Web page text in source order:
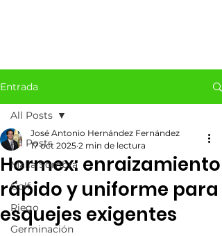
Entrada
All Posts
Malla Sombra
Golf
Riego
Germinación
All Posts
Hormex: enraizamiento
rápido y uniforme para
esquejes exigentes
José Antonio Hernández Fernández
17 oct 2025 2 min de lectura